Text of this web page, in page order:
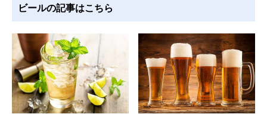
ビールの記事はこちら